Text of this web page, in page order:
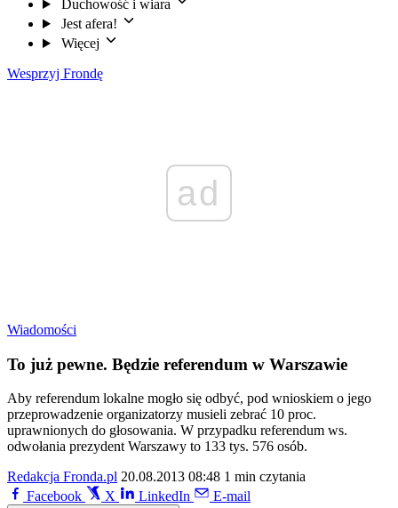
Duchowość i wiara
Jest afera!
Więcej
Wesprzyj Frondę
ad
Wiadomości
To już pewne. Będzie referendum w Warszawie
Aby referendum lokalne mogło się odbyć, pod wnioskiem o jego
przeprowadzenie organizatorzy musieli zebrać 10 proc.
uprawnionych do głosowania. W przypadku referendum ws.
odwołania prezydent Warszawy to 133 tys. 576 osób.
Redakcja Fronda.pl 20.08.2013 08:48 1 min czytania
Facebook
X LinkedIn E-mail